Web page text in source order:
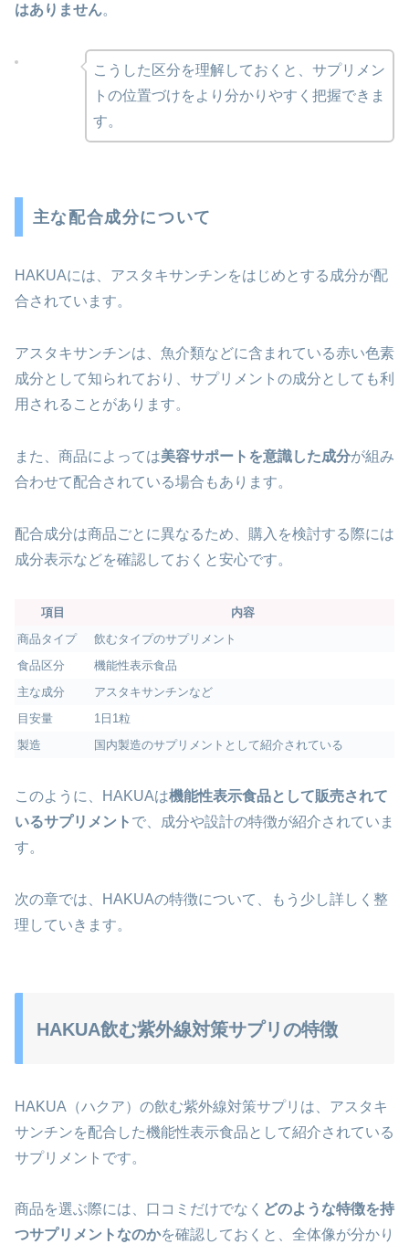
はありません。
こうした区分を理解しておくと、サプリメン
トの位置づけをより分かりやすく把握できま
す。
主な配合成分について
HAKUAには、アスタキサンチンをはじめとする成分が配
合されています。
アスタキサンチンは、魚介類などに含まれている赤い色素
成分として知られており、サプリメントの成分としても利
用されることがあります。
また、商品によっては美容サポートを意識した成分が組み
合わせて配合されている場合もあります。
配合成分は商品ごとに異なるため、購入を検討する際には
成分表示などを確認しておくと安心です。
項目
内容
商品タイプ
飲むタイプのサプリメント
食品区分
機能性表示食品
主な成分
アスタキサンチンなど
目安量
1日1粒
製造
国内製造のサプリメントとして紹介されている
このように、HAKUAは機能性表示食品として販売されて
いるサプリメント で、成分や設計の特徴が紹介されていま
す。
次の章では、HAKUAの特徴について、もう少し詳しく整
理していきます。
HAKUA飲む紫外線対策サプリの特徴
HAKUA（ハクア）の飲む紫外線対策サプリは、アスタキ
サンチンを配合した機能性表示食品として紹介されている
サプリメントです。
商品を選ぶ際には、口コミだけでなく どのような特徴を持
つサプリメントなのかを確認しておくと、全体像が分かり